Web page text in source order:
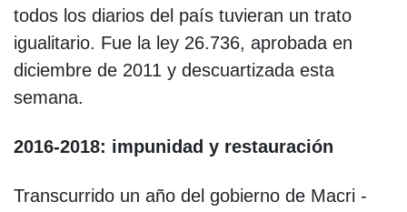
todos los diarios del país tuvieran un trato
igualitario. Fue la ley 26.736, aprobada en
diciembre de 2011 y descuartizada esta
semana.
2016-2018: impunidad y restauración
Transcurrido un año del gobierno de Macri -